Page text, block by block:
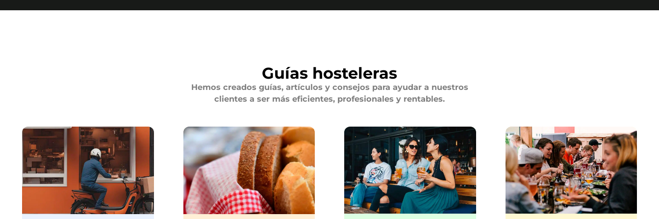
Guías hosteleras
Hemos creados guías, artículos y consejos para ayudar a nuestros
clientes a ser más eficientes, profesionales y rentables.